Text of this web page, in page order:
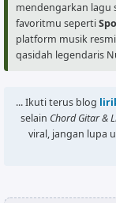
mendengarkan lagu
favoritmu seperti
platform musik
qasidah legendaris
... Ikuti terus blog
selain Chord Gitar &
viral, jangan lupa